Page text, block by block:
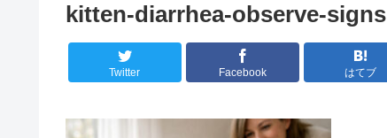
kitten-diarrhea-observe-signs
Twitter Facebook はてブ